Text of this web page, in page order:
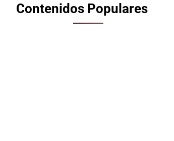
Contenidos Populares